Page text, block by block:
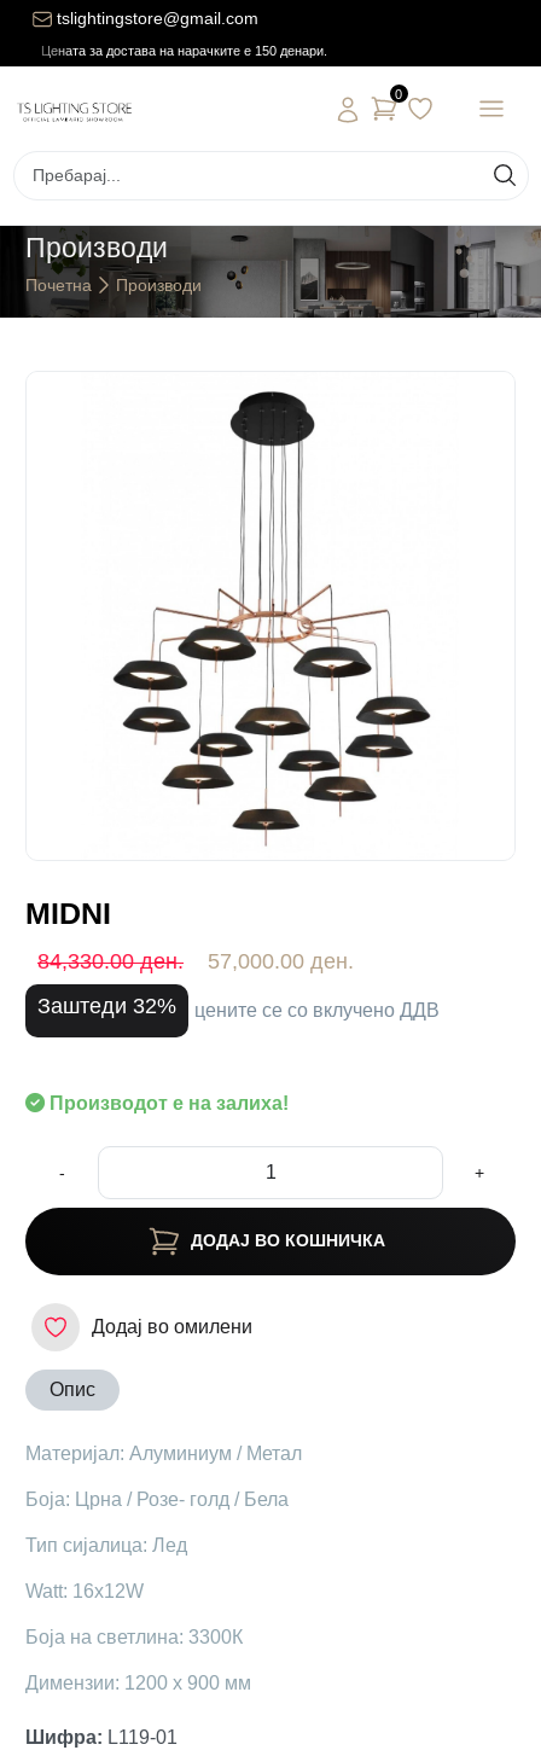
tslightingstore@gmail.com
Цената за достава на нарачките е 150 денари.
0
Производи
Почетна Производи
MIDNI
84,330.00 ден.
57,000.00 ден.
Заштеди 32%
цените се со вклучено ДДВ
Производот е на залиха!
- +
ДОДАЈ ВО КОШНИЧКА
Додај во омилени
Опис
Материјал: Алуминиум / Метал
Боја: Црна / Розе- голд / Бела
Тип сијалица: Лед
Watt: 16x12W
Боја на светлина: 3300К
Димензии: 1200 х 900 мм
Шифра: L119-01